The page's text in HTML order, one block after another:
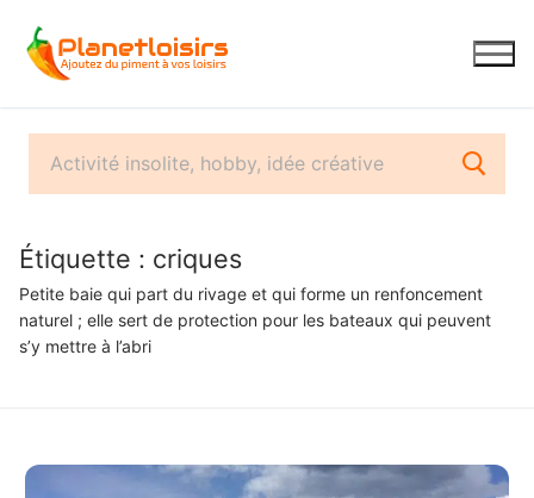
contenu
Étiquette : criques
Petite baie qui part du rivage et qui forme un renfoncement
naturel ; elle sert de protection pour les bateaux qui peuvent
s’y mettre à l’abri